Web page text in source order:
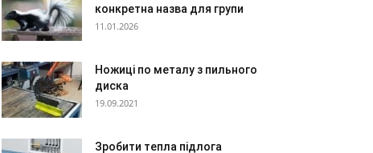
конкретна назва для групи
11.01.2026
Ножиці по металу з пильного
диска
19.09.2021
Зробити тепла підлога